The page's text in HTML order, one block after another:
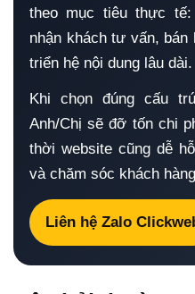
theo mục tiêu thực tế:
nhận khách tư vấn,
triển hệ nội dung lâu dài.
Khi chọn đúng cấu
Anh/Chị sẽ đỡ tốn chi
thời website cũng dễ
và chăm sóc khách
Liên hệ Zalo